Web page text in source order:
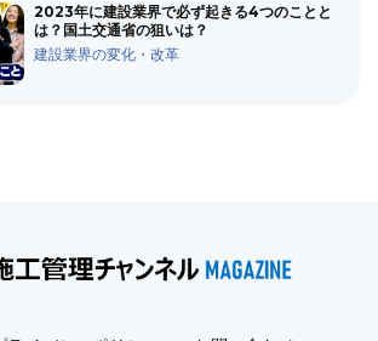
2023年に建設業界で必ず起きる4つのことと
は？国土交通省の狙いは？
建設業界の変化・改革